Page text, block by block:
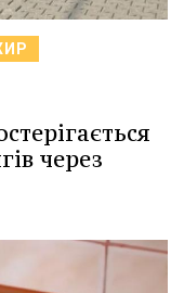
через